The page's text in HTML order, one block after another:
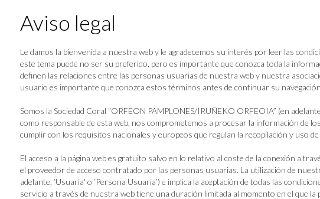
Aviso legal
Le damos la bienvenida a nuestra web y le agradecemos su interés por leer las
este tema puede no ser su preferido, pero es importante que conozca toda la
definen las relaciones entre las personas usuarias de nuestra web y nuestra
usuario es importante que conozca estos términos antes de continuar su
Somos la Sociedad Coral “ORFEON PAMPLONES/IRUÑEKO ORFEOIA” (en
como responsable de esta web, nos comprometemos a procesar la información de
cumplir con los requisitos nacionales y europeos que regulan la recopilación y uso
El acceso a la página web es gratuito salvo en lo relativo al coste de la conexión a
el proveedor de acceso contratado por las personas usuarias. La utilización de
adelante, ‘Usuaria' o ‘Persona Usuaria’) e implica la aceptación de todas las
servicio a través de nuestra web tiene una duración limitada al momento en el que